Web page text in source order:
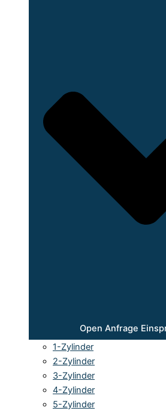
Open Anfrage
1-Zylinder
2-Zylinder
3-Zylinder
4-Zylinder
5-Zylinder